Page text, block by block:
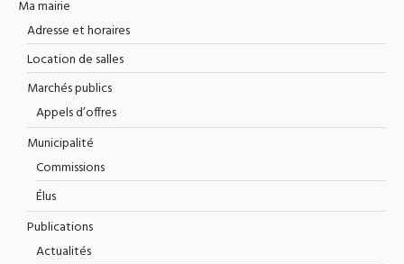
Ma mairie
Adresse et horaires
Location de salles
Marchés publics
Appels d’offres
Municipalité
Commissions
Élus
Publications
Actualités